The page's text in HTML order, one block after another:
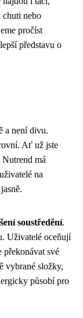
nebo
pročíst
představu o
a není divu.
Ať už jste
má
na
soustředění.
Uživatelé oceňují
své
vybrané složky,
působí pro